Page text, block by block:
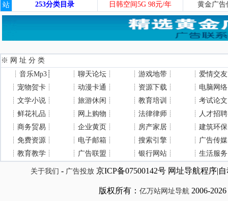
站
253分类目录
日韩空间5G 98元/年 黄金广告
※ 网 址 分 类
┊ 音乐Mp3 ┊ ┊ 聊天论坛 ┊ ┊ 游戏地带 ┊ ┊ 爱情交友
┊ 宠物贺卡 ┊ ┊ 动漫卡通 ┊ ┊ 资源下载 ┊ ┊ 电脑网络
┊ 文学小说 ┊ ┊ 旅游休闲 ┊ ┊ 教育培训 ┊ ┊ 考试论文
┊ 鲜花礼品 ┊ ┊ 网上购物 ┊ ┊ 法律律师 ┊ ┊ 人才招聘
┊ 商务贸易 ┊ ┊ 企业黄页 ┊ ┊ 房产家居 ┊ ┊ 建筑环保
┊ 免费资源 ┊ ┊ 电子邮箱 ┊ ┊ 搜索引擎 ┊ ┊ 广告传媒
┊ 教育教学 ┊ ┊ 广告联盟 ┊ ┊ 银行网站 ┊ ┊ 生活服务
关于我们 - 广告投放京ICP备07500142号 网址导航程序|
版权所有： 亿万站网址导航 2006-2026